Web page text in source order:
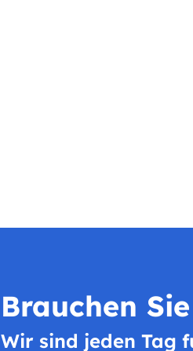
Brauchen
Wir sind jeden Tag